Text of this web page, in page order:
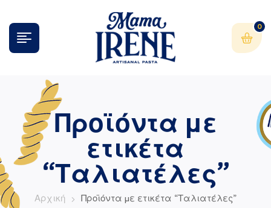
0
Προϊόντα με
ετικέτα
“Ταλιατέλες”
Αρχική Προϊόντα με ετικέτα “Ταλιατέλες”